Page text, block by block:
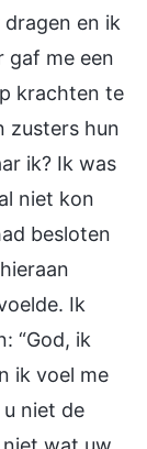
en ik
gaf me een
krachten te
zusters hun
ik? Ik was
niet kon
besloten
Ik
“God, ik
ik voel me
niet de